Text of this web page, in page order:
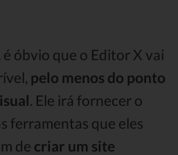
óbvio que o Editor X vai
pelo menos do ponto
. Ele irá fornecer o
ferramentas que eles
de criar um site